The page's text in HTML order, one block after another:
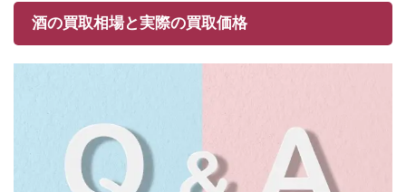
酒の買取相場と実際の買取価格